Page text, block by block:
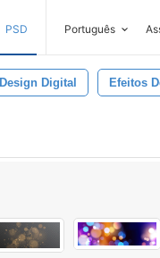
PSD Português
Design Digital Efeitos